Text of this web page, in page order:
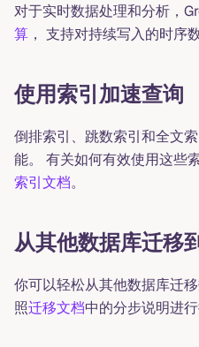
对于实时数据处理和分析，
算 ， 支持对持续写入的时序
使用索引加速查询
倒排索引、跳数索引和全文
能。 有关如何有效使用这些
索引文档。
从其他数据库迁移
你可以轻松从其他数据库迁
照迁移文档中的分步说明进行